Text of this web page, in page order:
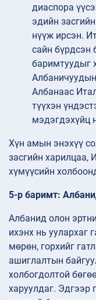
диаспора
эдийн
нүүж ирсэн.
сайн бүрдсэн
баримтуудыг
Албанаас
түүхэн
мэдэгдэхүйц
Хүн амын энэхүү
засгийн харилцаа,
хүмүүсийн
5-р баримт:
Албанид олон
ихэнх нь уулархаг
мөрөн, горхийг
ашиглалтын
холбогдолтой
харуулдаг. Эдгээр